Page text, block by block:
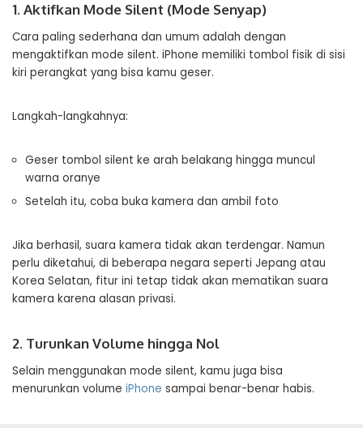
1. Aktifkan Mode Silent (Mode Senyap)
Cara paling sederhana dan umum adalah dengan
mengaktifkan mode silent. iPhone memiliki tombol fisik di sisi
kiri perangkat yang bisa kamu geser.
Langkah-langkahnya:
Geser tombol silent ke arah belakang hingga muncul
warna oranye
Setelah itu, coba buka kamera dan ambil foto
Jika berhasil, suara kamera tidak akan terdengar. Namun
perlu diketahui, di beberapa negara seperti Jepang atau
Korea Selatan, fitur ini tetap tidak akan mematikan suara
kamera karena alasan privasi.
2. Turunkan Volume hingga Nol
Selain menggunakan mode silent, kamu juga bisa
menurunkan volume iPhone sampai benar-benar habis.